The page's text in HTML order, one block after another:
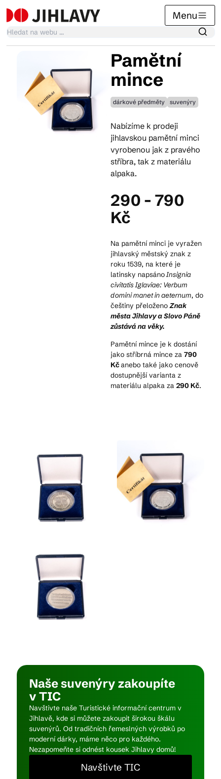
Menu
Kalendář akcí
Tradiční akce
EN DE
© 2026 Brána Jihlavy
Pamětní
mince
dárkové předměty suvenýry
Nabízíme k prodeji
jihlavskou pamětní minci
vyrobenou jak z pravého
stříbra, tak z materiálu
alpaka.
290 - 790
Kč
Na pamětní minci je vyražen
jihlavský městský znak z
roku 1539, na které je
latinsky napsánoInsignia
civitatis Iglaviae: Verbum
domini manet in aeternum, do
češtiny přeloženoZnak
města Jihlavy a Slovo Páně
zůstává na věky.
Pamětní mince je k dostání
jako stříbrná mince za 790
Kčanebo také jako cenově
dostupnější varianta z
materiálu alpaka za 290 Kč.
Naše suvenýry zakoupíte
v TIC
Navštivte naše Turistické informační centrum v
Jihlavě, kde si můžete zakoupit širokou škálu
suvenýrů. Od tradičních řemeslných výrobků po
moderní dárky, máme něco pro každého.
Nezapomeňte si odnést kousek Jihlavy domů!
Navštivte TIC